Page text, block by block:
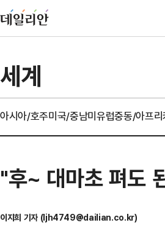
세계
아시아/호주미국/중남미유럽중동/아프리
"후~ 대마초 펴도
이지희 기자 (ljh4749@dailian.co.kr)